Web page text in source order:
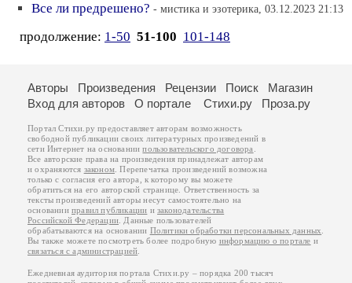
Все ли предрешено? - мистика и эзотерика, 03.12.2023 21:13
продолжение: 1-50 51-100 101-148
Авторы Произведения Рецензии Поиск
Магазин
Вход для авторов
О портале Стихи.ру Проза.ру
Портал Стихи.ру предоставляет авторам возможность
свободной публикации своих литературных произведений в
сети Интернет на основаниипользовательского договора
Все авторские права на произведения принадлежат авторам
и охраняются законом . Перепечатка произведений возможна
только с согласия его автора, к которому вы можете
обратиться на его авторской странице. Ответственность за
тексты произведений авторы несут самостоятельно на
основанииправил публикации изаконодательства
Российской Федерации . Данные пользователей
обрабатываются на основании Политики обработки персональных данных
Вы также можете посмотреть более подробную информацию о портале и
связаться с администрацией
Ежедневная аудитория портала Стихи.ру – порядка 200 тысяч